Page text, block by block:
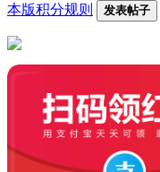
本版积分规则 发表帖子